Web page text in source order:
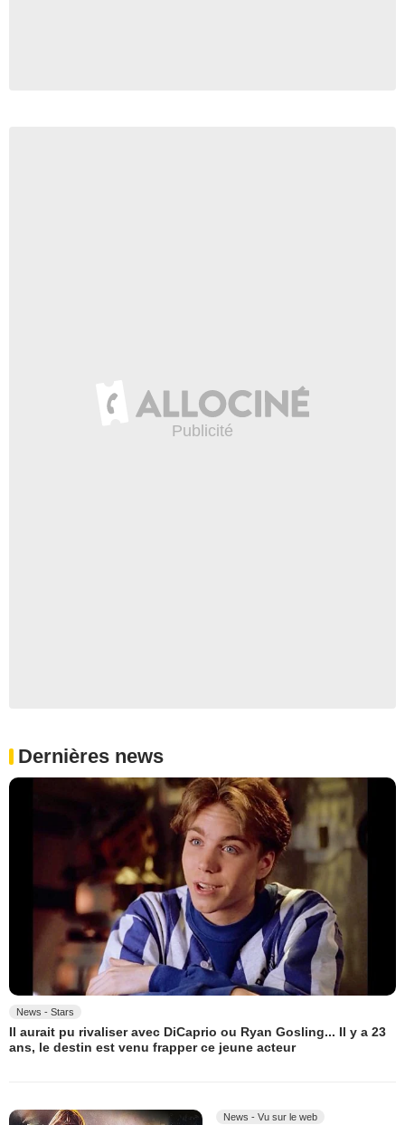
Dernières news
News - Stars
Il aurait pu rivaliser avec DiCaprio ou Ryan Gosling... Il y a 23
ans, le destin est venu frapper ce jeune acteur
News - Vu sur le web